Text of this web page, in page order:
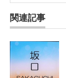
関連記事